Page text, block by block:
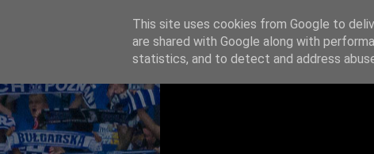
This site uses cookies from Google to
are shared with Google along with
statistics, and to detect and address